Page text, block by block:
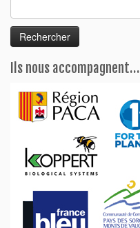
Ils nous accompagnent…